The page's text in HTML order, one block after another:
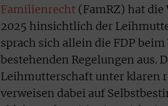
Familienrecht (FamRZ) hat
2025 hinsichtlich der
sprach sich allein die FDP
bestehenden Regelungen
Leihmutterschaft unter klaren
verweisen dabei auf